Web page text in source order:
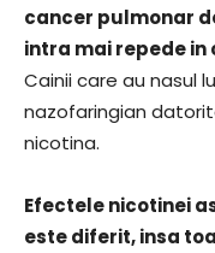
cancer pulmonar
intra mai repede
Cainii care au nasul
nazofaringian
nicotina.
Efectele nicotinei
este diferit, insa